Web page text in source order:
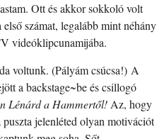
Ott és akkor sokkoló volt
számat, legalább mint néhány
videóklipcunamijába.
voltunk. (Pályám csúcsa!) A
a backstage~be és csillogó
Lénárd a Hammertől!Az, hogy
jelenléted olyan motivációt